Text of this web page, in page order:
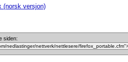
(norsk versjon)
siden: